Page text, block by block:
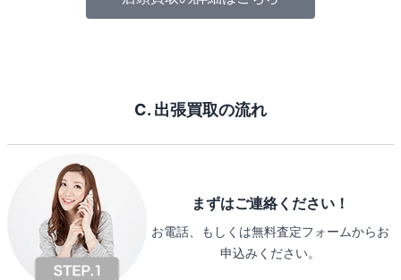
C. 出張買取の流れ
まずはご連絡ください！
お電話、もしくは無料査定フォームからお
申込みください。